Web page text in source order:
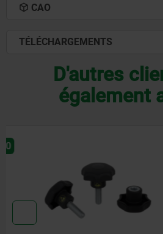
CAO
TÉLÉCHARGEMENTS
D'autres
également